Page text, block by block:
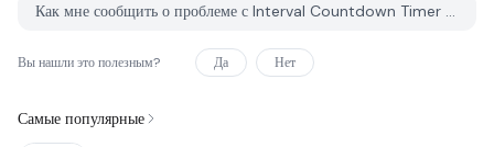
Как мне сообщить о проблеме с Interval Countdown Timer Clock на PGYER APK HUB?
Вы нашли это полезным? Да Нет
Самые популярные